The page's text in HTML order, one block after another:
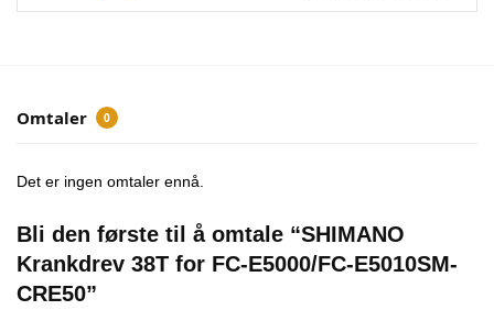
Omtaler 0
Det er ingen omtaler ennå.
Bli den første til å omtale “SHIMANO
Krankdrev 38T for FC-E5000/FC-E5010SM-
CRE50”